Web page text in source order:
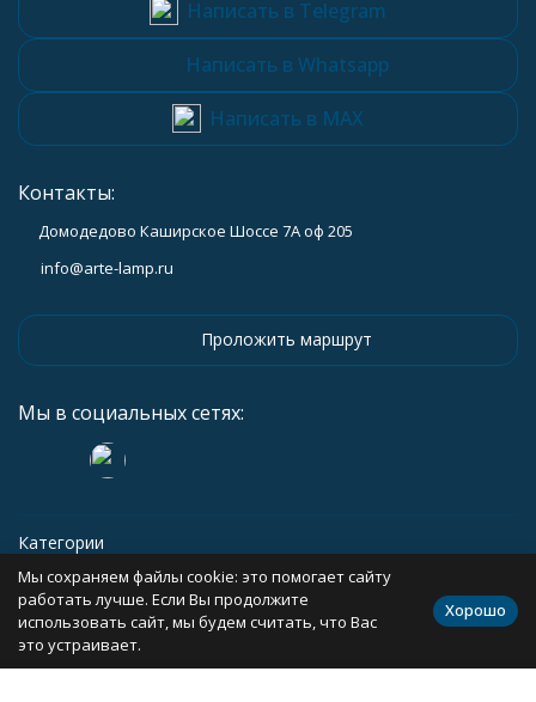
Написать в Telegram
Написать в Whatsapp
Написать в MAX
Контакты:
Домодедово Каширское Шоссе 7А оф 205
info@arte-lamp.ru
Проложить маршрут
Мы в социальных сетях:
Категории
Информация
Политика персональных данных Карта сайта
Мы сохраняем файлы cookie: это помогает сайту
работать лучше. Если Вы продолжите
использовать сайт, мы будем считать, что Вас
это устраивает.
Хорошо